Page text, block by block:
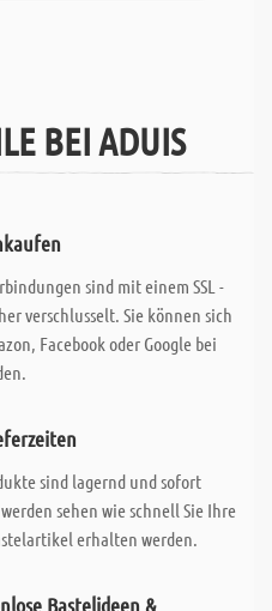
BEI ADUIS
sind mit einem SSL -
verschlusselt. Sie können sich
Facebook oder Google bei
sind lagernd und sofort
sehen wie schnell Sie Ihre
erhalten werden.
Bastelideen &